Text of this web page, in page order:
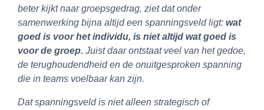
beter kijkt naar groepsgedrag, ziet dat onder
samenwerking bijna altijd een spanningsveld ligt: wat
goed is voor het individu, is niet altijd wat goed is
voor de groep. Juist daar ontstaat veel van het gedoe,
de terughoudendheid en de onuitgesproken spanning
die in teams voelbaar kan zijn.
Dat spanningsveld is niet alleen strategisch of